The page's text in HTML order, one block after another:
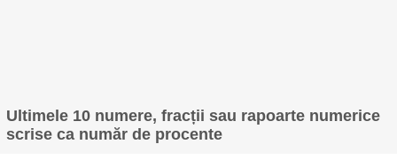
Ultimele 10 numere, fracții sau rapoarte numerice
scrise ca număr de procente